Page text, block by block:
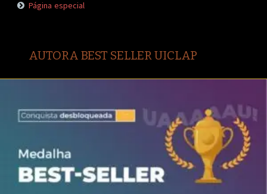
Página especial
AUTORA BEST SELLER UICLAP